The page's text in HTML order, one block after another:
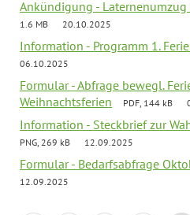
Ankündigung -
1.6 MB
20.10.2025
Information - Programm 1.
06.10.2025
Formular - Abfrage bewegl.
Weihnachtsferien
PDF, 144 kB
Information - Steckbrief zur
PNG, 269 kB 12.09.2025
Formular - Bedarfsabfrage
12.09.2025